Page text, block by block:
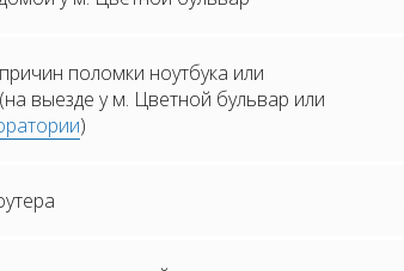
поломки ноутбука или
выезде у м. Цветной бульвар или
)